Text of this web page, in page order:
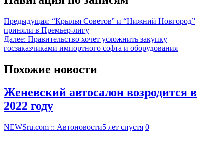
Предыдущая: “Крылья Советов” и “Нижний Новгород”
приняли в Премьер-лигу
Далее: Правительство хочет усложнить закупку
госзаказчиками импортного софта и оборудования
Похожие новости
Женевский автосалон возродится в
2022 году
NEWSru.com :: Автоновости5 лет спустя 0